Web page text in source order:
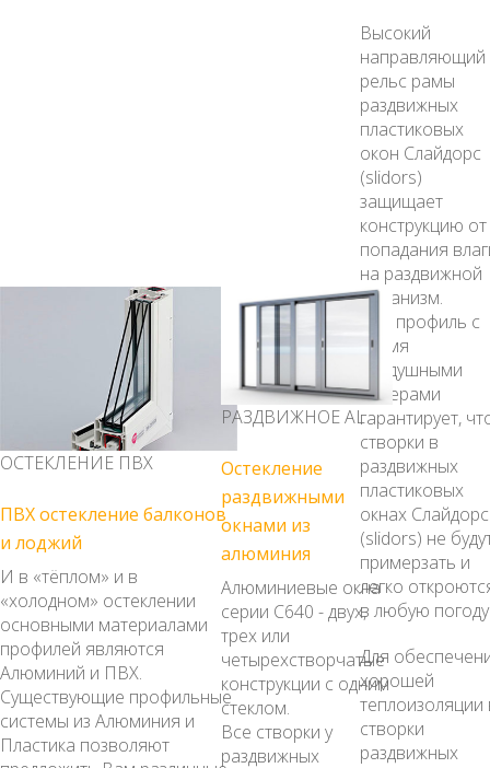
Высокий
направляющий
рельс рамы
раздвижных
пластиковых
окон Слайдорс
(slidors)
защищает
конструкцию от
попадания
на раздвижной
механизм.
Пвх профиль с
тремя
воздушными
камерами
гарантирует,
створки в
раздвижных
пластиковых
окнах Слайдорс
(slidors) не
примерзать и
легко
в любую
Для
хорошей
теплоизоляции
створки
раздвижных
ОСТЕКЛЕНИЕ ПВХ
ПВХ остекление балконов
и лоджий
И в «тёплом» и в
«холодном» остеклении
основными материалами
профилей являются
Алюминий и ПВХ.
Существующие профильные
системы из Алюминия и
Пластика позволяют
РАЗДВИЖНОЕ AL
Остекление
раздвижными
окнами из
алюминия
Алюминиевые окна
серии С640 - двух,
трех или
четырехстворчатые
конструкции с одним
стеклом.
Все створки у
раздвижных